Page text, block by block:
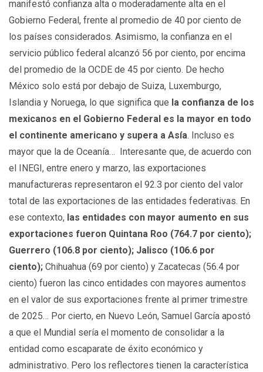
manifestó confianza alta o moderadamente alta en el
Gobierno Federal, frente al promedio de 40 por ciento de
los países considerados. Asimismo, la confianza en el
servicio público federal alcanzó 56 por ciento, por encima
del promedio de la OCDE de 45 por ciento. De hecho
México solo está por debajo de Suiza, Luxemburgo,
Islandia y Noruega, lo que significa que la confianza de los
mexicanos en el Gobierno Federal es la mayor en todo
el continente americano y supera a Asía. Incluso es
mayor que la de Oceanía… Interesante que, de acuerdo con
el INEGI, entre enero y marzo, las exportaciones
manufactureras representaron el 92.3 por ciento del valor
total de las exportaciones de las entidades federativas. En
ese contexto, las entidades con mayor aumento en sus
exportaciones fueron Quintana Roo (764.7 por ciento);
Guerrero (106.8 por ciento); Jalisco (106.6 por
ciento); Chihuahua (69 por ciento) y Zacatecas (56.4 por
ciento) fueron las cinco entidades con mayores aumentos
en el valor de sus exportaciones frente al primer trimestre
de 2025… Por cierto, en Nuevo León, Samuel García apostó
a que el Mundial sería el momento de consolidar a la
entidad como escaparate de éxito económico y
administrativo. Pero los reflectores tienen la característica